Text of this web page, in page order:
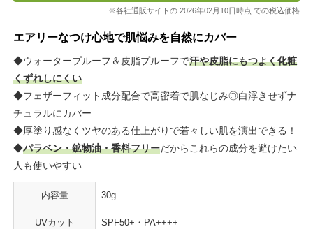
※各社通販サイトの 2026年02月10日時点 での税込価格
エアリーなつけ心地で肌悩みを自然にカバー
◆ウォータープルーフ＆皮脂プルーフで汗や皮脂にもつよく化粧
くずれしにくい
◆フェザーフィット成分配合で高密着で肌なじみ◎白浮きせずナ
チュラルにカバー
◆厚塗り感なくツヤのある仕上がりで若々しい肌を演出できる！
◆パラベン・鉱物油・香料フリーだからこれらの成分を避けたい
人も使いやすい
内容量 30g
UVカット SPF50+・PA++++